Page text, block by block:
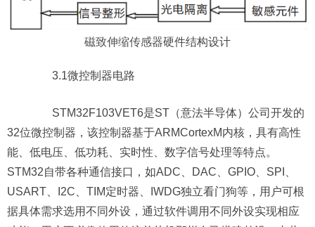
磁致伸缩传感器硬件结构设计
3.1微控制器电路
STM32F103VET6是ST（意法半导体）公司开发的
32位微控制器，该控制器基于ARMCortexM内核，具有高性
能、低电压、低功耗、实时性、数字信号处理等特点。
STM32自带各种通信接口，如ADC、DAC、GPIO、SPI、
USART、I2C、TIM定时器、IWDG独立看门狗等，用户可根
据具体需求选用不同外设，通过软件调用不同外设实现相应